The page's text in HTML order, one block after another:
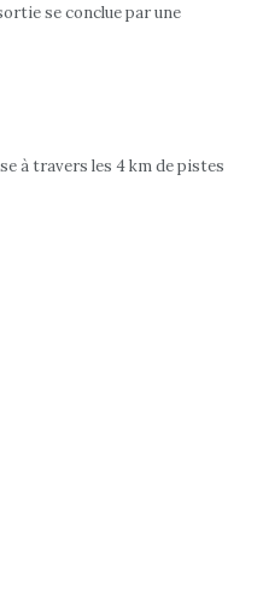
se conclue par une
à travers les 4 km de pistes